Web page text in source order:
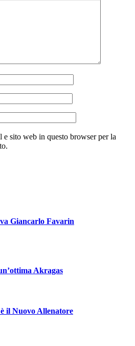
e sito web in questo browser per la
Giancarlo Favarin
Akragas
il Nuovo Allenatore